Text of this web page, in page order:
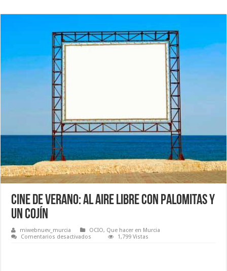
Cine de Verano: al aire libre con palomitas y
un cojín
miwebnuev_murcia OCIO, Que hacer en Murcia
Comentarios desactivados
1,799 Vistas